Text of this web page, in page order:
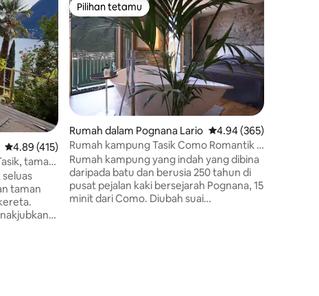
Penarafan purata 4.89 daripada 5, 415 ulasan
4.89 (415)
taman
taman
Pilihan tetamu
Pilihan tetamu
Rumah dalam Pognana Lario Penarafan purata 4.94
4.94 (365)
Rumah kampung Tasik Como Romantik &
Persendirian
Rumah kampung yang indah yang dibina
daripada batu dan berusia 250 tahun di
pusat pejalan kaki bersejarah Pognana, 15
minit dari Como. Diubah suai